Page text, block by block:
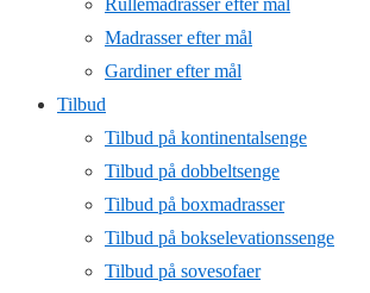
Rullemadrasser efter mål
Madrasser efter mål
Gardiner efter mål
Tilbud
Tilbud på kontinentalsenge
Tilbud på dobbeltsenge
Tilbud på boxmadrasser
Tilbud på bokselevationssenge
Tilbud på sovesofaer